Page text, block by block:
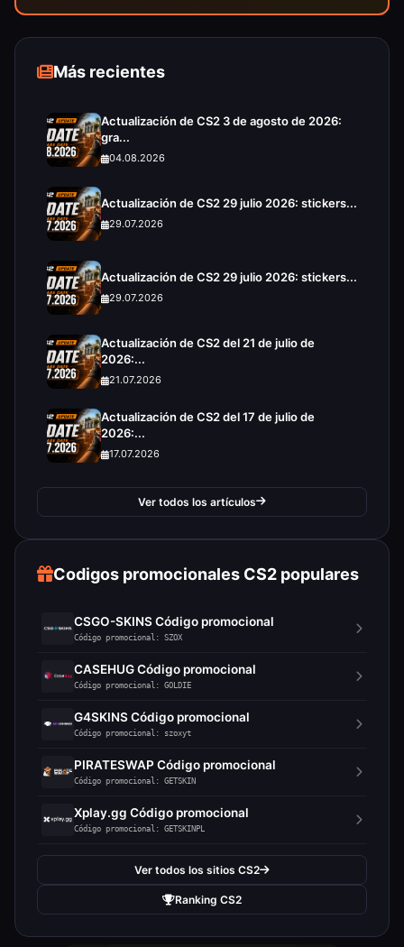
Más recientes
Actualización de CS2 3 de agosto de 2026:
gra...
04.08.2026
Actualización de CS2 29 julio 2026: stickers...
29.07.2026
Actualización de CS2 29 julio 2026: stickers...
29.07.2026
Actualización de CS2 del 21 de julio de
2026:...
21.07.2026
Actualización de CS2 del 17 de julio de
2026:...
17.07.2026
Ver todos los artículos
Codigos promocionales CS2 populares
CSGO-SKINS Código promocional
Código promocional: SZOX
CASEHUG Código promocional
Código promocional: GOLDIE
G4SKINS Código promocional
Código promocional: szoxyt
PIRATESWAP Código promocional
Código promocional: GETSKIN
Xplay.gg Código promocional
Código promocional: GETSKINPL
Ver todos los sitios CS2
Ranking CS2